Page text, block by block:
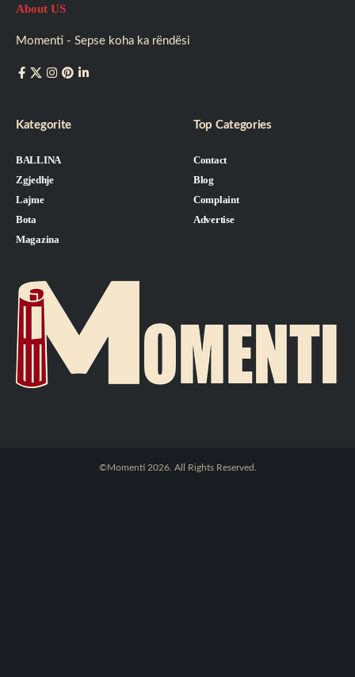
About US
Momenti - Sepse koha ka rëndësi
Kategorite
BALLINA
Zgjedhje
Lajme
Bota
Magazina
Top Categories
Contact
Blog
Complaint
Advertise
©Momenti 2026. All Rights Reserved.